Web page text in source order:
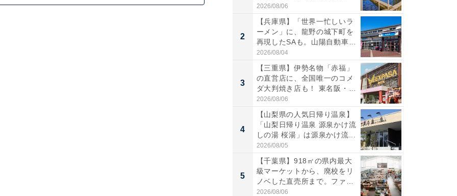
帰...
2026/08/06
2
【兵庫県】「世界一忙しいラ
ーメン」に、龍野の城下町を
再現したSAも。山陽自動車
道...
2026/08/04
3
【三重県】伊勢名物「赤福」
の直営店に、全国唯一のコメ
ダ大判焼き店も！ 東名阪・
伊...
2026/08/06
4
【山梨県の人気日帰り温泉】
「山梨日帰り温泉 源泉かけ流
しの湯 桜湯」は源泉かけ流...
2026/08/05
5
【千葉県】918㎡の県内最大
級マーケットから、廃校をリ
ノベした直売所まで。ファ
ー...
2026/08/06